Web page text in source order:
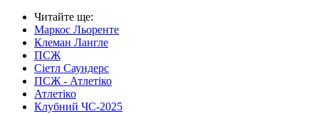
Читайте ще:
Маркос Льоренте
Клеман Лангле
ПСЖ
Сіетл Саундерс
ПСЖ - Атлетіко
Атлетіко
Клубний ЧС-2025